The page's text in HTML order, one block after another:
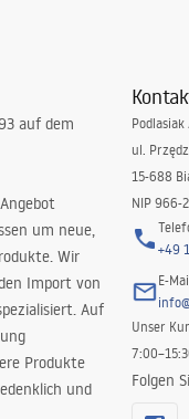
auf dem
um neue,
Wir
Import von
Auf
Produkte
und
ul.
15-688
NIP 966-
+49
E-
Unser
Folgen